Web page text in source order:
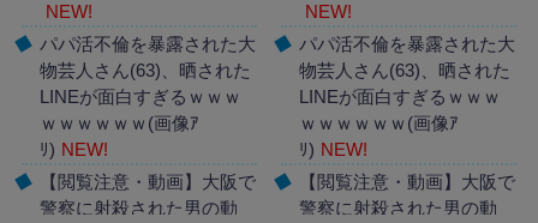
NEW!
パパ活不倫を暴露された大
物芸人さん(63)、晒された
LINEが面白すぎるｗｗｗ
ｗｗｗｗｗｗ(画像ｱ
ﾘ) NEW!
【閲覧注意・動画】大阪で
警察に射殺された男の動
NEW!
パパ活不倫を暴露された大
物芸人さん(63)、晒された
LINEが面白すぎるｗｗｗ
ｗｗｗｗｗｗ(画像ｱ
ﾘ) NEW!
【閲覧注意・動画】大阪で
警察に射殺された男の動